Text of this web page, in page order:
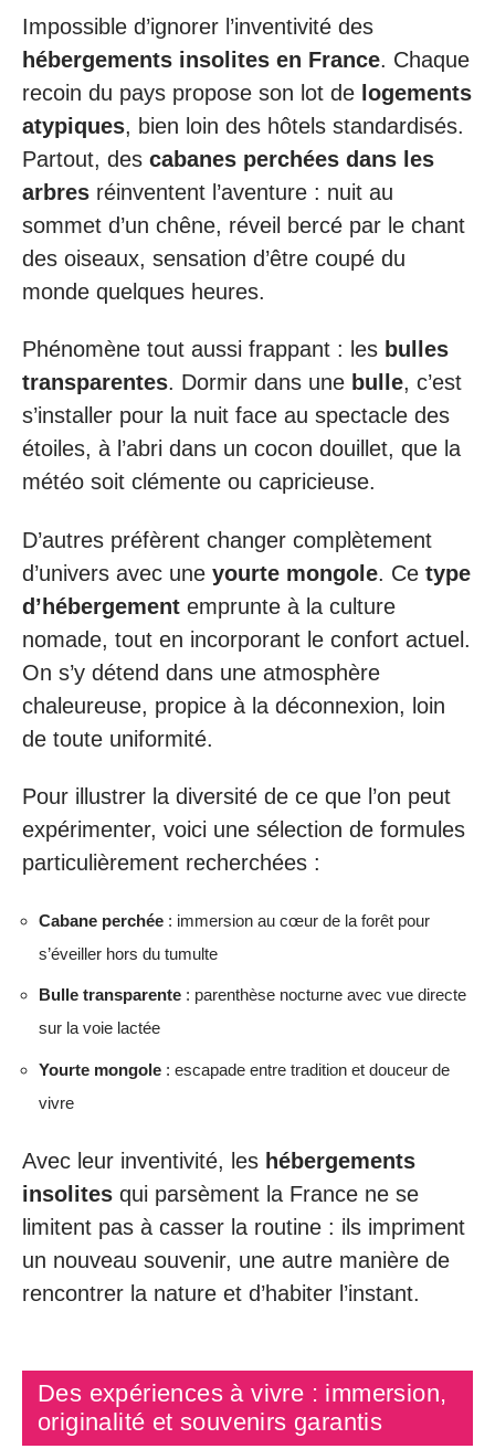
Impossible d’ignorer l’inventivité des
hébergements insolites en France. Chaque
recoin du pays propose son lot de logements
atypiques, bien loin des hôtels standardisés.
Partout, des cabanes perchées dans les
arbres réinventent l’aventure : nuit au
sommet d’un chêne, réveil bercé par le chant
des oiseaux, sensation d’être coupé du
monde quelques heures.
Phénomène tout aussi frappant : les bulles
transparentes. Dormir dans une bulle, c’est
s’installer pour la nuit face au spectacle des
étoiles, à l’abri dans un cocon douillet, que la
météo soit clémente ou capricieuse.
D’autres préfèrent changer complètement
d’univers avec une yourte mongole. Ce type
d’hébergement emprunte à la culture
nomade, tout en incorporant le confort actuel.
On s’y détend dans une atmosphère
chaleureuse, propice à la déconnexion, loin
de toute uniformité.
Pour illustrer la diversité de ce que l’on peut
expérimenter, voici une sélection de formules
particulièrement recherchées :
Cabane perchée : immersion au cœur de la forêt pour
s’éveiller hors du tumulte
Bulle transparente : parenthèse nocturne avec vue directe
sur la voie lactée
Yourte mongole : escapade entre tradition et douceur de
vivre
Avec leur inventivité, les hébergements
insolites qui parsèment la France ne se
limitent pas à casser la routine : ils impriment
un nouveau souvenir, une autre manière de
rencontrer la nature et d’habiter l’instant.
Des expériences à vivre : immersion,
originalité et souvenirs garantis